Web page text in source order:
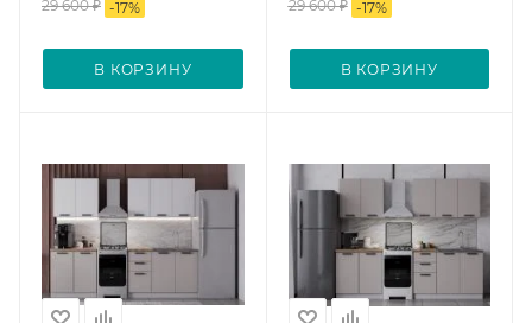
29 600₽ -17%
В КОРЗИНУ
29 600₽ -17%
В КОРЗИНУ